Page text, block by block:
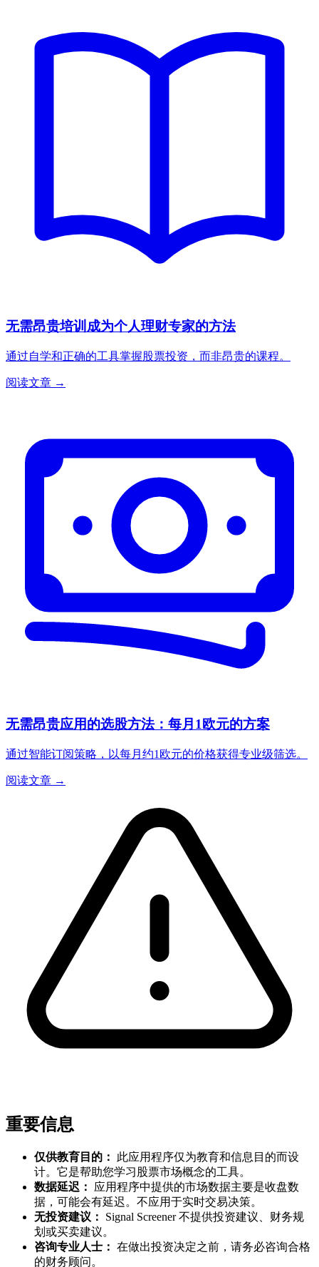
无需昂贵培训成为个人理财专家的方法
通过自学和正确的工具掌握股票投资，而非昂贵的课程。
阅读文章 →
无需昂贵应用的选股方法：每月1欧元的方案
通过智能订阅策略，以每月约1欧元的价格获得专业级筛选。
阅读文章 →
重要信息
仅供教育目的：
此应用程序仅为教育和信息目的而设
计。它是帮助您学习股票市场概念的工具。
数据延迟：
应用程序中提供的市场数据主要是收盘数
据，可能会有延迟。不应用于实时交易决策。
无投资建议：
Signal Screener 不提供投资建议、财务规
划或买卖建议。
咨询专业人士： 在做出投资决定之前，请务必咨询合格
的财务顾问。